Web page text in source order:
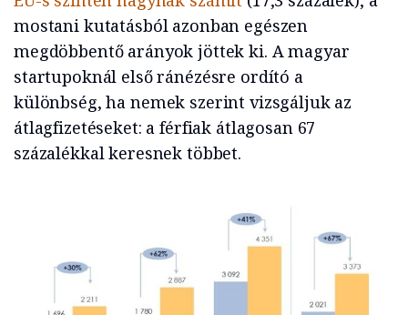
mostani kutatásból azonban egészen
megdöbbentő arányok jöttek ki. A magyar
startupoknál első ránézésre ordító a
különbség, ha nemek szerint vizsgáljuk az
átlagfizetéseket: a férfiak átlagosan 67
százalékkal keresnek többet.